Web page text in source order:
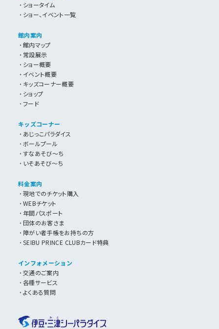
ショータイム
ショー、イベント一覧
館内案内
館内マップ
常設展示
ショー概要
イベント概要
キッズコーナー概要
ショップ
フード
キッズコーナー
あじっこパラダイス
ボールプール
すなあそび～ち
いそあそび～ち
料金案内
現地でのチケット購入
WEBチケット
年間パスポート
団体のお客さま
障がい者手帳をお持ちの方
SEIBU PRINCE CLUBカード特典
インフォメーション
交通のご案内
各種サービス
よくある質問